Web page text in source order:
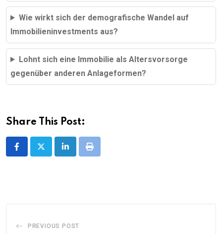
Wie wirkt sich der demografische Wandel auf
Immobilieninvestments aus?
Lohnt sich eine Immobilie als Altersvorsorge
gegenüber anderen Anlageformen?
Share This Post:
LinkedInPrint
PREVIOUS POST